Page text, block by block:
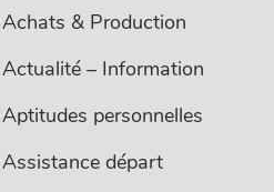
Achats & Production
Actualité – Information
Aptitudes personnelles
Assistance départ